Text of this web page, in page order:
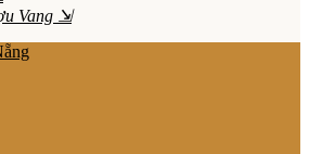
Vang ⇲